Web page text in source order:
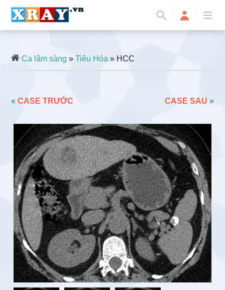
Ca lâm sàng »Tiêu Hóa » HCC
«CASE TRƯỚC CASE SAU »